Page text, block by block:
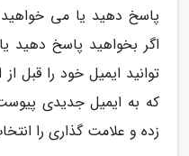
پاسخ دهید یا می خواهید
اگر بخواهید پاسخ دهید
توانید ایمیل خود را قبل
که به ایمیل جدیدی
زده و علامت گذاری را